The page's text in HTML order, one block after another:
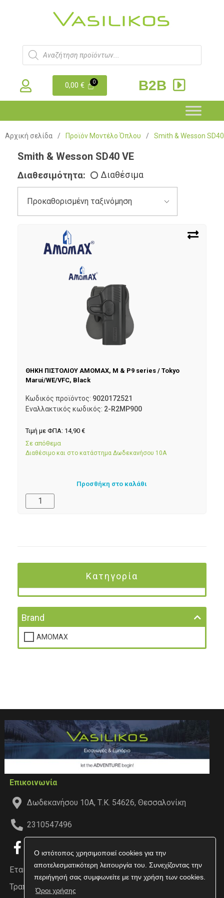
Ο ιστότοπος χρησιμοποιεί cookies για την
αποτελεσματικότερη λειτουργία του. Συνεχίζοντας την
περιήγησή σας συμφωνείτε με την χρήση των cookies.
Όροι χρήσης
0,00€ B2B
Αρχική σελίδα / Προϊόν Μοντέλο Όπλου / Smith & Wesson
Smith & Wesson SD40 VE
Διαθεσιμότητα: Διαθέσιμα
ΘΗΚΗ ΠΙΣΤΟΛΙΟΥ AMOMAX, M & P9 series / Tokyo
Marui/WE/VFC, Black
Κωδικός προϊόντος: 9020172521
Εναλλακτικός κωδικός: 2-R2MP900
Τιμή με ΦΠΑ: 14,90 €
Σε απόθεμα
Διαθέσιμο και στο κατάστημα Δωδεκανήσου 10Α
Προσθήκη στο καλάθι
Κατηγορία
Brand
AMOMAX
Επικοινωνία
Δωδεκανήσου 10Α, Τ.Κ. 54626, Θεσσαλονίκη
2310547496
Εταιρεία
Τραπεζικοί Λογαριασμοί